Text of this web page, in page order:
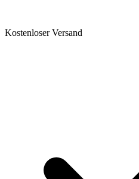
Kostenloser Versand